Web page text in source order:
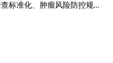
标准化、肿瘤风险防控规...